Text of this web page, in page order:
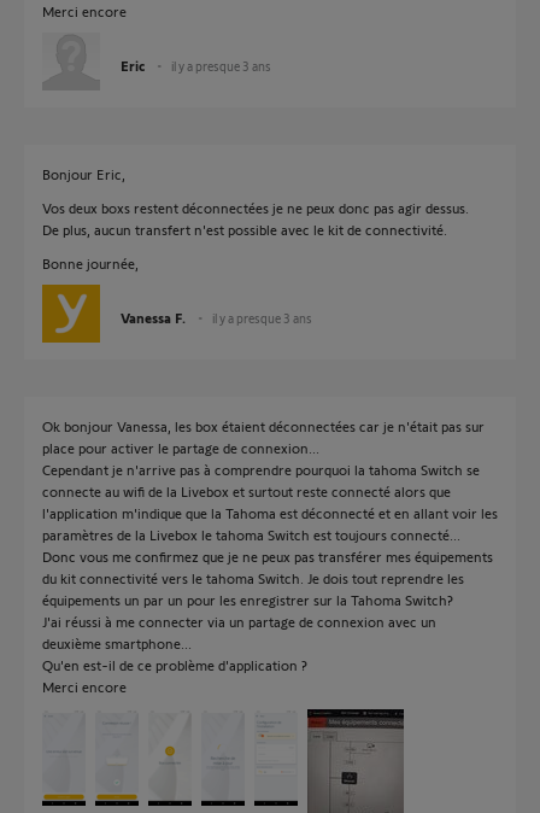
Merci encore
Eric il y a presque 3 ans
Bonjour Eric,
Vos deux boxs restent déconnectées je ne peux donc pas agir dessus.
De plus, aucun transfert n'est possible avec le kit de connectivité.
Bonne journée,
Vanessa F. il y a presque 3 ans
Ok bonjour Vanessa, les box étaient déconnectées car je n'était pas sur
place pour activer le partage de connexion...
Cependant je n'arrive pas à comprendre pourquoi la tahoma Switch se
connecte au wifi de la Livebox et surtout reste connecté alors que
l'application m'indique que la Tahoma est déconnecté et en allant voir les
paramètres de la Livebox le tahoma Switch est toujours connecté...
Donc vous me confirmez que je ne peux pas transférer mes équipements
du kit connectivité vers le tahoma Switch. Je dois tout reprendre les
équipements un par un pour les enregistrer sur la Tahoma Switch?
J'ai réussi à me connecter via un partage de connexion avec un
deuxième smartphone...
Qu'en est-il de ce problème d'application ?
Merci encore